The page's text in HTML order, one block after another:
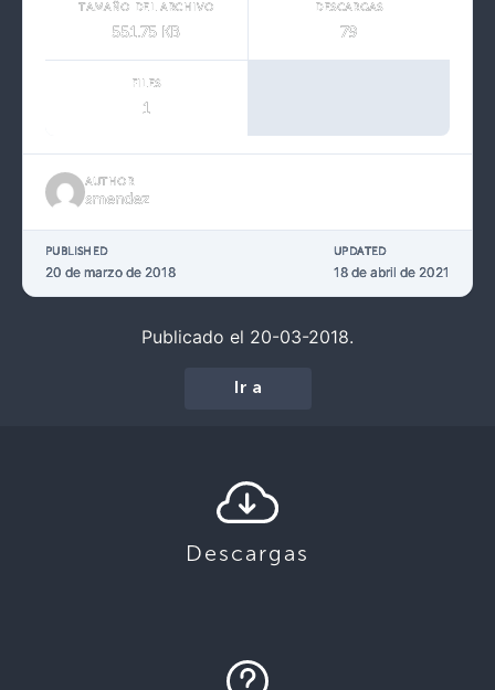
TAMAÑO DEL ARCHIVO
551.75 KB
DESCARGAS
79
FILES
1
AUTHOR
smendez
PUBLISHED
20 de marzo de 2018
UPDATED
18 de abril de 2021
Publicado el 20-03-2018.
Ir a
Descargas